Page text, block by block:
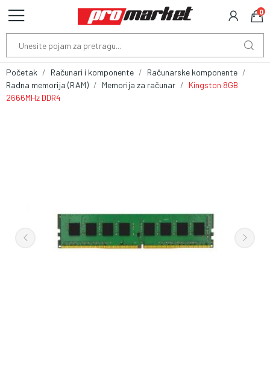
0
Početak Računari i komponente
Računarske komponente
Radna memorija (RAM)
Memorija za računar
Kingston 8GB
2666MHz DDR4